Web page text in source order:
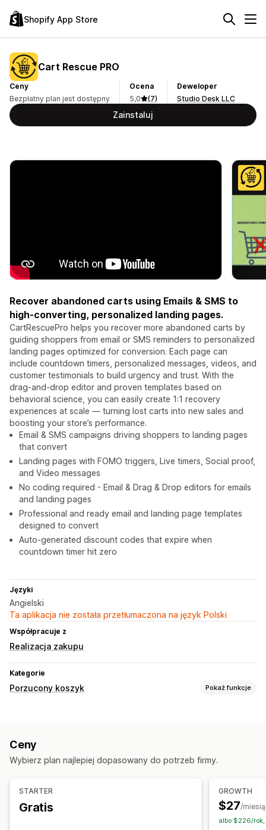
Shopify App Store
Cart Rescue PRO
Ceny
Bezpłatny plan jest dostępny
Ocena
5,0
(7)
Deweloper
Studio Desk LLC
Zainstaluj
Recover abandoned carts using Emails & SMS to
high-converting, personalized landing pages.
CartRescuePro helps you recover more abandoned carts by
guiding shoppers from email or SMS reminders to personalized
landing pages optimized for conversion. Each page can
include countdown timers, personalized messages, videos, and
customer testimonials to build urgency and trust. With the
drag-and-drop editor and proven templates based on
behavioral science, you can easily create 1:1 recovery
experiences at scale — turning lost carts into new sales and
boosting your store’s performance.
Email & SMS campaigns driving shoppers to landing pages
that convert
Landing pages with FOMO triggers, Live timers, Social proof,
and Video messages
No coding required - Email & Drag & Drop editors for emails
and landing pages
Professional and ready email and landing page templates
designed to convert
Auto-generated discount codes that expire when
countdown timer hit zero
Języki
Angielski
Ta aplikacja nie została przetłumaczona na język Polski
Współpracuje z
Realizacja zakupu
Kategorie
Porzucony koszyk Pokaż funkcje
Reklamy retargetujące
Oferty promocyjne Oferty ograniczone czasowo
Ceny
Wybierz plan najlepiej dopasowany do potrzeb firmy.
STARTER
Gratis
GROWTH
$27/
albo $226/